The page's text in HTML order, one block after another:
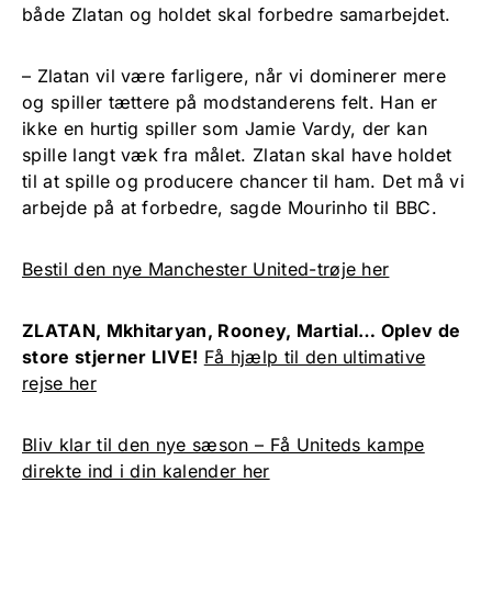
både Zlatan og holdet skal forbedre samarbejdet.
– Zlatan vil være farligere, når vi dominerer mere
og spiller tættere på modstanderens felt. Han er
ikke en hurtig spiller som Jamie Vardy, der kan
spille langt væk fra målet. Zlatan skal have holdet
til at spille og producere chancer til ham. Det må vi
arbejde på at forbedre, sagde Mourinho til BBC.
Bestil den nye Manchester United-trøje her
ZLATAN, Mkhitaryan, Rooney, Martial… Oplev de
store stjerner LIVE! Få hjælp til den ultimative
rejse her
Bliv klar til den nye sæson – Få Uniteds kampe
direkte ind i din kalender her